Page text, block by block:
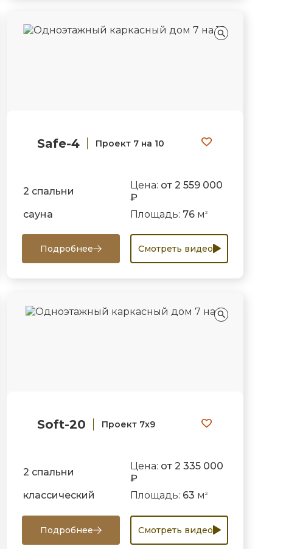
Safe-4 Проект 7 на 10
2 спальни
Цена: от 2 559 000
₽
сауна
Площадь: 76м 2
Подробнее Смотреть видео
Soft-20 Проект 7х9
2 спальни
Цена: от 2 335 000
₽
классический
Площадь: 63 м 2
Подробнее Смотреть видео